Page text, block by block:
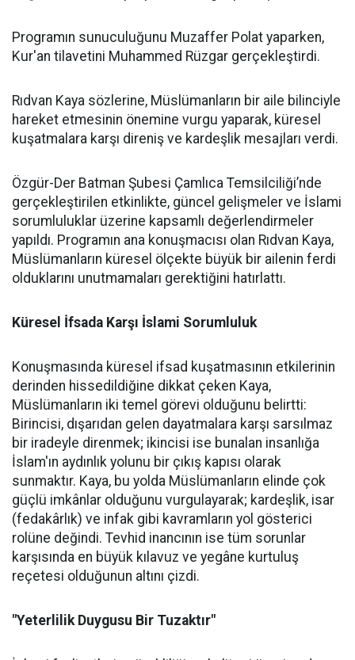
Programın sunuculuğunu Muzaffer Polat yaparken,
Kur'an tilavetini Muhammed Rüzgar gerçekleştirdi.
Rıdvan Kaya sözlerine, Müslümanların bir aile bilinciyle
hareket etmesinin önemine vurgu yaparak, küresel
kuşatmalara karşı direniş ve kardeşlik mesajları verdi.
Özgür-Der Batman Şubesi Çamlıca Temsilciliği’nde
gerçekleştirilen etkinlikte, güncel gelişmeler ve İslami
sorumluluklar üzerine kapsamlı değerlendirmeler
yapıldı. Programın ana konuşmacısı olan Rıdvan Kaya,
Müslümanların küresel ölçekte büyük bir ailenin ferdi
olduklarını unutmamaları gerektiğini hatırlattı.
Küresel İfsada Karşı İslami Sorumluluk
Konuşmasında küresel ifsad kuşatmasının etkilerinin
derinden hissedildiğine dikkat çeken Kaya,
Müslümanların iki temel görevi olduğunu belirtti:
Birincisi, dışarıdan gelen dayatmalara karşı sarsılmaz
bir iradeyle direnmek; ikincisi ise bunalan insanlığa
İslam'ın aydınlık yolunu bir çıkış kapısı olarak
sunmaktır. Kaya, bu yolda Müslümanların elinde çok
güçlü imkânlar olduğunu vurgulayarak; kardeşlik, isar
(fedakârlık) ve infak gibi kavramların yol gösterici
rolüne değindi. Tevhid inancının ise tüm sorunlar
karşısında en büyük kılavuz ve yegâne kurtuluş
reçetesi olduğunun altını çizdi.
"Yeterlilik Duygusu Bir Tuzaktır"